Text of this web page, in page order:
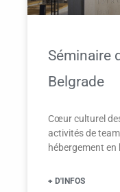
Séminaire
Belgrade
Cœur culturel
activités de
hébergement
+ D'INFOS